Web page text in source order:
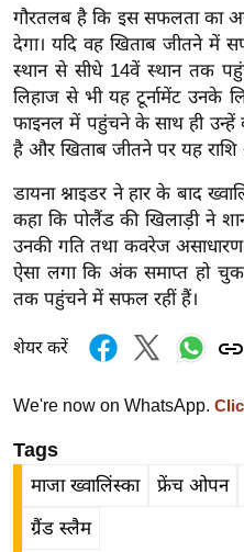
बॉ
ली
वु
ड
हॉ
ली
वु
ड
फि
ल्म
स
मी
B
e
a
k
गौरतलब है कि इस सफलता का
देगा। यदि वह खिताब जीतने में
स्थान से सीधे 14वें स्थान तक
लिहाज से भी यह टूर्नामेंट उनके
फाइनल में पहुंचने के साथ ही उन्हें
है और खिताब जीतने पर यह
डायना श्नाइडर ने हार के बाद
कहा कि पोलैंड की खिलाड़ी ने
उनकी गति तथा कवरेज असाधारण
ऐसा लगा कि अंक समाप्त हो
तक पहुंचने में सफल रहीं हैं।
शेयर करें
We're now on WhatsApp.
Tags
माजा ख्वालिंस्का फ्रेंच ओपन
ग्रैंड स्लैम